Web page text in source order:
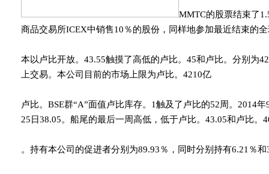
MMTC的股票结束了
商品交易所ICEX中销售10％的股份，同样地参加最近结束的
本以卢比开放。43.55触摸了高低的卢比。45和卢比。分别为
上交易。本公司目前的市场上限为卢比。4210亿
卢比。BSE群“A”面值卢比库存。1触及了卢比的52周。2014
25日38.05。船尾的最后一周高低，低于卢比。43.05和卢比。
。持有本公司的促进者分别为89.93％，同时分别持有6.21％